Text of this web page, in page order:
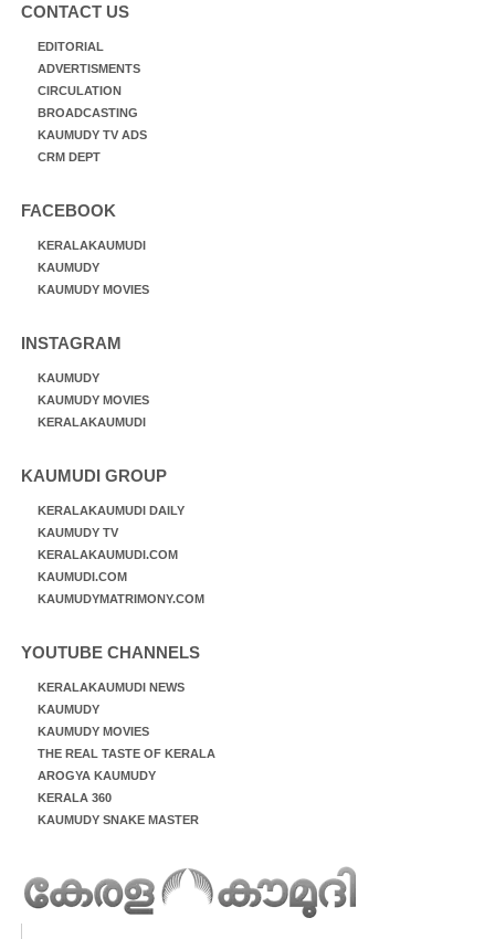
CONTACT US
EDITORIAL
ADVERTISMENTS
CIRCULATION
BROADCASTING
KAUMUDY TV ADS
CRM DEPT
FACEBOOK
KERALAKAUMUDI
KAUMUDY
KAUMUDY MOVIES
INSTAGRAM
KAUMUDY
KAUMUDY MOVIES
KERALAKAUMUDI
KAUMUDI GROUP
KERALAKAUMUDI DAILY
KAUMUDY TV
KERALAKAUMUDI.COM
KAUMUDI.COM
KAUMUDYMATRIMONY.COM
YOUTUBE CHANNELS
KERALAKAUMUDI NEWS
KAUMUDY
KAUMUDY MOVIES
THE REAL TASTE OF KERALA
AROGYA KAUMUDY
KERALA 360
KAUMUDY SNAKE MASTER